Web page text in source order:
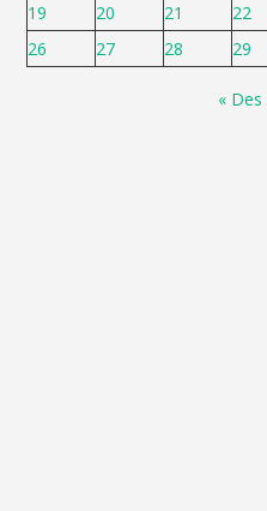
19
20 21 22
26
27 28 29
« Des